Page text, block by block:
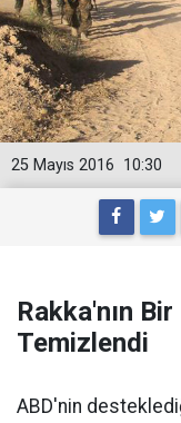
10:30
25 Mayıs 2016
Rakka'nın Bir
Temizlendi
ABD'nin